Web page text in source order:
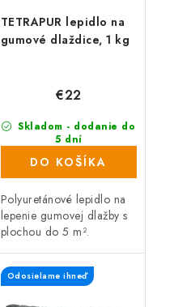
TETRAPUR lepidlo na
gumové dlaždice, 1 kg
Skladom - dodanie do
5 dní
(32 ks)
€22
DO KOŠÍKA
Polyuretánové lepidlo na
lepenie gumovej dlažby s
plochou do 5 m².
Odosielame ihneď